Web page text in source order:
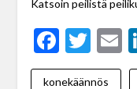
Katsoin peilistä
konekäännös